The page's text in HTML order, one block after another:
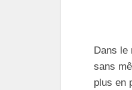
Dans le
sans
plus en